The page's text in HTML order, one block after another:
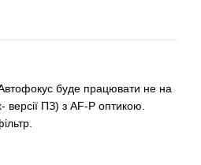
буде працювати не на
версії ПЗ) з AF-P оптикою.